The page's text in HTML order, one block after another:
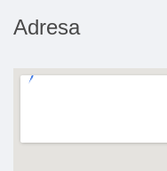
Adresa